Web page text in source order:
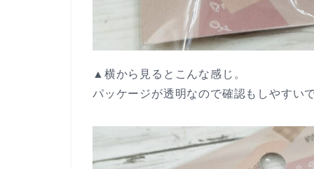
▲横から見るとこんな感じ。
パッケージが透明なので確認もしやすい